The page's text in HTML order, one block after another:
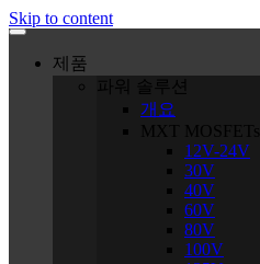
Skip to content
제품
파워 솔루션
개요
MXT MOSFETs
12V-24V
30V
40V
60V
80V
100V